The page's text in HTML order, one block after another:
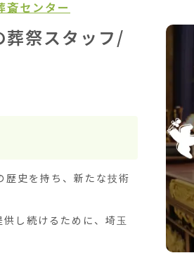
センター
祭スタッフ/
史を持ち、新たな技術
し続けるために、埼玉